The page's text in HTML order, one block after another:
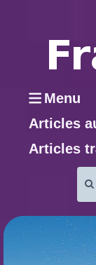
Menu
Articles
Articles